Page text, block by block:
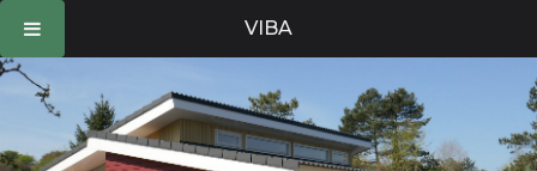
VIBA
de
inhoud